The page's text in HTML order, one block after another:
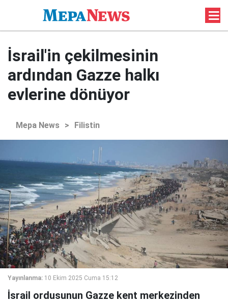
İsrail'in çekilmesinin
ardından Gazze halkı
evlerine dönüyor
Mepa News > Filistin
Yayınlanma: 10 Ekim 2025 Cuma 15:12
İsrail ordusunun Gazze kent merkezinden